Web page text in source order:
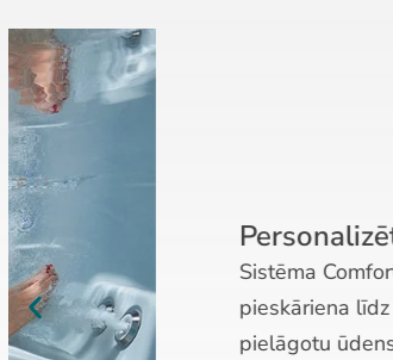
Personalizēta kontrole
Sistēma Comfort Control™ ļauj
pieskāriena līdz spēcīgai
pielāgotu ūdens plūsmu